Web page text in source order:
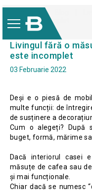
|
colț este incomplet
Livingul fără o
este incomplet
03 Februarie 2022
Deși e o piesă de
multe funcții: de
de susținere a
Cum o alegeți? După
buget, formă, mărime
Dacă interiorul casei
măsuțe de cafea sau
și mai funcționale.
Chiar dacă se numesc